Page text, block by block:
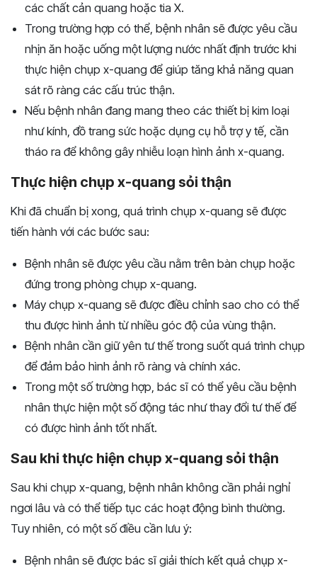
các chất cản quang hoặc tia X.
Trong trường hợp có thể, bệnh nhân sẽ được yêu cầu
nhịn ăn hoặc uống một lượng nước nhất định trước khi
thực hiện chụp x-quang để giúp tăng khả năng quan
sát rõ ràng các cấu trúc thận.
Nếu bệnh nhân đang mang theo các thiết bị kim loại
như kính, đồ trang sức hoặc dụng cụ hỗ trợ y tế, cần
tháo ra để không gây nhiễu loạn hình ảnh x-quang.
Thực hiện chụp x-quang sỏi thận
Khi đã chuẩn bị xong, quá trình chụp x-quang sẽ được
tiến hành với các bước sau:
Bệnh nhân sẽ được yêu cầu nằm trên bàn chụp hoặc
đứng trong phòng chụp x-quang.
Máy chụp x-quang sẽ được điều chỉnh sao cho có thể
thu được hình ảnh từ nhiều góc độ của vùng thận.
Bệnh nhân cần giữ yên tư thế trong suốt quá trình chụp
để đảm bảo hình ảnh rõ ràng và chính xác.
Trong một số trường hợp, bác sĩ có thể yêu cầu bệnh
nhân thực hiện một số động tác như thay đổi tư thế để
có được hình ảnh tốt nhất.
Sau khi thực hiện chụp x-quang sỏi thận
Sau khi chụp x-quang, bệnh nhân không cần phải nghỉ
ngơi lâu và có thể tiếp tục các hoạt động bình thường.
Tuy nhiên, có một số điều cần lưu ý:
Bệnh nhân sẽ được bác sĩ giải thích kết quả chụp x-